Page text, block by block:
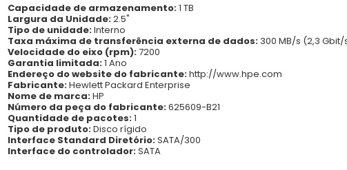
Capacidade de armazenamento:1 TB
Largura da Unidade:2.5"
Tipo de unidade:Interno
Taxa máxima de transferência externa de dados: 300 MB/s (2,3
Velocidade do eixo (rpm):7200
Garantia limitada:1 Ano
Endereço do website do fabricante:http://www.hpe.com
Fabricante:Hewlett Packard Enterprise
Nome de marca:HP
Número da peça do fabricante:625609-B21
Quantidade de pacotes:1
Tipo de produto:Disco rígido
Interface Standard Diretório:SATA/300
Interface do controlador:SATA